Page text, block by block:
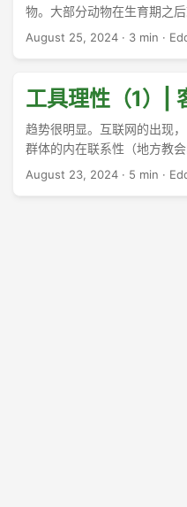
物。大部分动物在生育期之
献自己的身体作为下一代的营
August 25, 2024 · 3 min ·
工具理性（1）|
趋势很明显。互联网的出现
群体的内在联系性（地方教
削弱，信仰共同体的外部联
August 23, 2024 · 5 min ·